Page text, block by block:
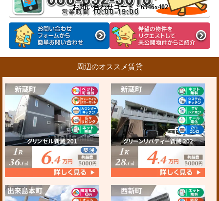
お問い合わせコード：6946x402
周辺のオススメ賃貸